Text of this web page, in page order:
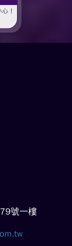
號一樓